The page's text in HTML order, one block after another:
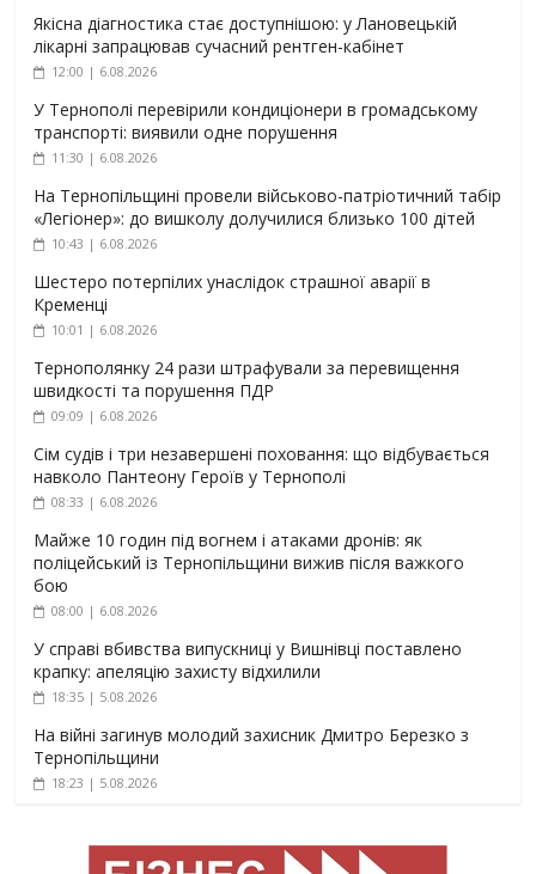
Якісна діагностика стає доступнішою: у Лановецькій
лікарні запрацював сучасний рентген-кабінет
12:00 | 6.08.2026
У Тернополі перевірили кондиціонери в громадському
транспорті: виявили одне порушення
11:30 | 6.08.2026
На Тернопільщині провели військово-патріотичний табір
«Легіонер»: до вишколу долучилися близько 100 дітей
10:43 | 6.08.2026
Шестеро потерпілих унаслідок страшної аварії в
Кременці
10:01 | 6.08.2026
Тернополянку 24 рази штрафували за перевищення
швидкості та порушення ПДР
09:09 | 6.08.2026
Сім судів і три незавершені поховання: що відбувається
навколо Пантеону Героїв у Тернополі
08:33 | 6.08.2026
Майже 10 годин під вогнем і атаками дронів: як
поліцейський із Тернопільщини вижив після важкого
бою
08:00 | 6.08.2026
У справі вбивства випускниці у Вишнівці поставлено
крапку: апеляцію захисту відхилили
18:35 | 5.08.2026
На війні загинув молодий захисник Дмитро Березко з
Тернопільщини
18:23 | 5.08.2026